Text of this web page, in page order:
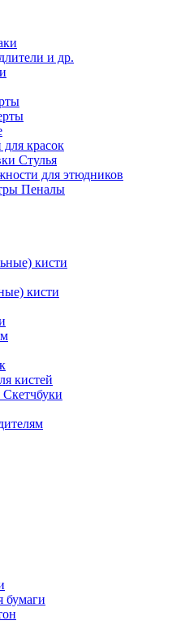
и др.
красок
Стулья
для этюдников
Пеналы
кисти
кисти
кистей
бумаги